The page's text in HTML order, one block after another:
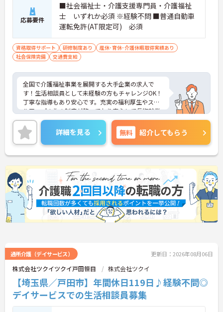
応募要件
■社会福祉士・介護支援専門員・介護福祉
士 いずれか必須 ※経験不問 ■普通自動車
運転免許(AT限定可) 必須
資格取得サポート 研修制度あり
産休･育休･介護休暇取得実績あり
社会保険完備
交通費支給
全国で介護福祉事業を展開する大手企業の求人で
す！生活相談員として未経験の方もチャレンジOK！
丁寧な指導もあり安心です。充実の福利厚生やスキ
ルアップの為の制度が整っており安心して長期就業
が可能です！
ご興味ある方には、面接のポイントなど、さらに詳
細をお話致しますのでお気軽にご相談ください。
詳細を見る 無料 紹介してもらう
通所介護（デイサービス） 更新日：2026年08月06日
株式会社ツクイツクイ戸田笹目 株式会社ツクイ
【埼玉県／戸田市】年間休日119日♪経験不問◎
デイサービスでの生活相談員募集